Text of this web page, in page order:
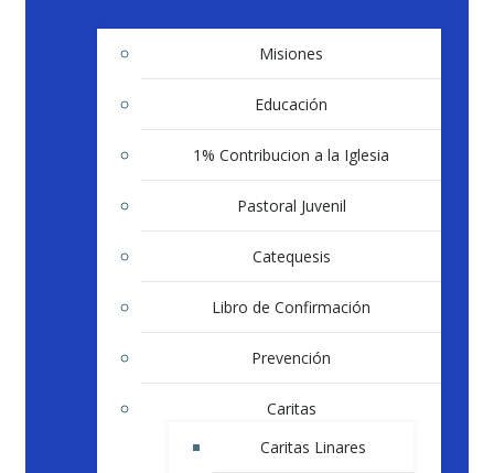
Misiones
Educación
1% Contribucion a la Iglesia
Pastoral Juvenil
Catequesis
Libro de Confirmación
Prevención
Caritas
Caritas Linares